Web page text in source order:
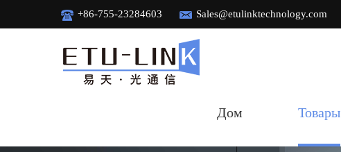
+86-755-23284603 Sales@etulinktechnology.com
Дом Товары